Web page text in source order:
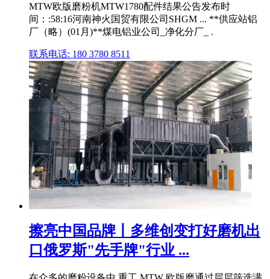
MTW欧版磨粉机MTW1780配件结果公告发布时
间：:58:16河南神火国贸有限公司SHGM ... **供应站铝
厂（略）(01月)**煤电铝业公司_净化分厂_ .
联系电话: 180 3780 8511
擦亮中国品牌丨多维创变打好磨机出
口俄罗斯"先手牌"行业 ...